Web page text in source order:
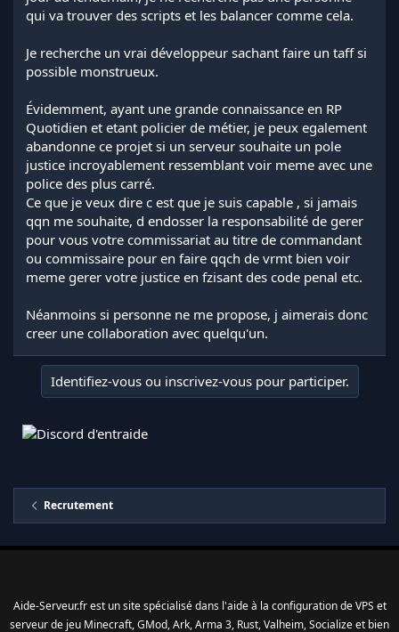
qui va trouver des scripts et les balancer comme cela.
Je recherche un vrai développeur sachant faire un taff si
possible monstrueux.
Évidemment, ayant une grande connaissance en RP
Quotidien et etant policier de métier, je peux egalement
abandonne ce projet si un serveur souhaite un pole
justice incroyablement ressemblant voir meme avec une
police des plus carré.
Ce que je veux dire c est que je suis capable , si jamais
qqn me souhaite, d endosser la responsabilité de gerer
pour vous votre commissariat au titre de commandant
ou commissaire pour en faire qqch de vrmt bien voir
meme gerer votre justice en fzisant des code penal etc.
Néanmoins si personne ne me propose, j aimerais donc
creer une collaboration avec quelqu'un.
Identifiez-vous ou inscrivez-vous pour participer.
Recrutement
Aide-Serveur.fr est un site spécialisé dans l'aide à la configuration de VPS et
serveur de jeu Minecraft, GMod, Ark, Arma 3, Rust, Valheim, Socialize et bien